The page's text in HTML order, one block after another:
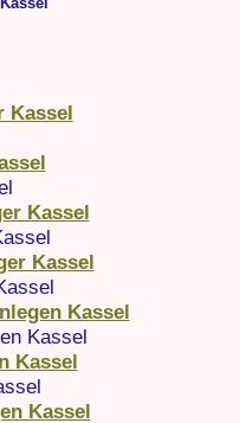
Kassel
Kassel
Kassel
Kassel
Kassel
Kassel
Kassel